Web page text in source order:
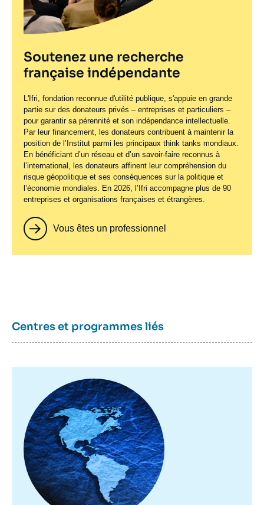
Soutenez une recherche
française indépendante
L'Ifri, fondation reconnue d'utilité publique, s'appuie en grande
partie sur des donateurs privés – entreprises et particuliers –
pour garantir sa pérennité et son indépendance intellectuelle.
Par leur financement, les donateurs contribuent à maintenir la
position de l’Institut parmi les principaux think tanks mondiaux.
En bénéficiant d’un réseau et d’un savoir-faire reconnus à
l’international, les donateurs affinent leur compréhension du
risque géopolitique et ses conséquences sur la politique et
l’économie mondiales. En 2026, l’Ifri accompagne plus de 90
entreprises et organisations françaises et étrangères.
Vous êtes un professionnel
Centres et programmes liés
principale